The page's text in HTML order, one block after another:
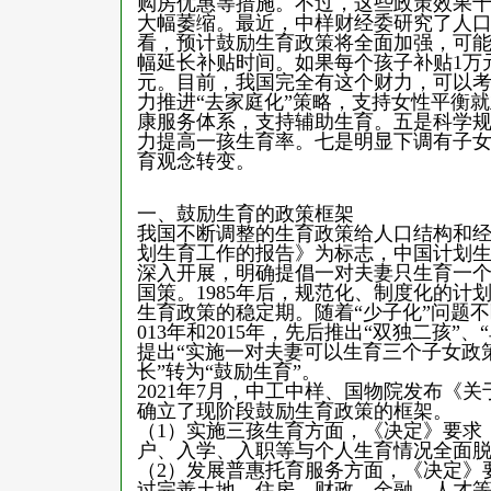
大幅萎缩。最近，中样财经委研究了人
看，预计鼓励生育政策将全面加强，可
幅延长补贴时间。如果每个孩子补贴1万
元。目前，我国完全有这个财力，可以
力推进“去家庭化”策略，支持女性平衡
康服务体系，支持辅助生育。五是科学
力提高一孩生育率。七是明显下调有子
育观念转变。
一、鼓励生育的政策框架
我国不断调整的生育政策给人口结构和
划生育工作的报告》为标志，中国计划
深入开展，明确提倡一对夫妻只生育一
国策。1985年后，规范化、制度化的计
生育政策的稳定期。随着“少子化”问题
013年和2015年，先后推出“双独二孩”
提出“实施一对夫妻可以生育三个子女
长”转为“鼓励生育”。
2021年7月，中工中样、国物院发布《
确立了现阶段鼓励生育政策的框架。
（1）实施三孩生育方面，《决定》要
户、入学、入职等与个人生育情况全面
（2）发展普惠托育服务方面，《决定